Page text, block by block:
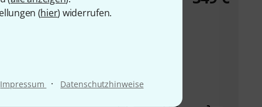
(hier) widerrufen.
Impressum · Datenschutzhinweise
Echtzeit-